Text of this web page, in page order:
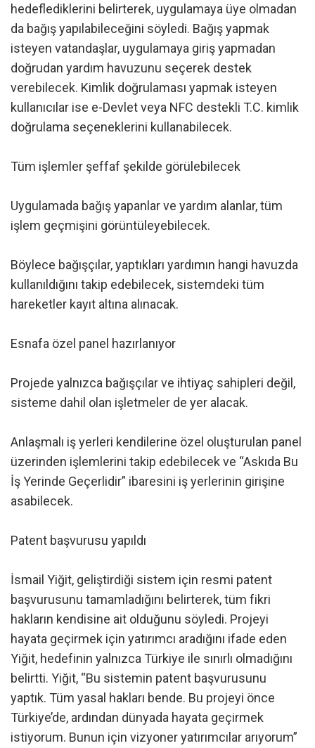
hedeflediklerini belirterek, uygulamaya üye olmadan
da bağış yapılabileceğini söyledi. Bağış yapmak
isteyen vatandaşlar, uygulamaya giriş yapmadan
doğrudan yardım havuzunu seçerek destek
verebilecek. Kimlik doğrulaması yapmak isteyen
kullanıcılar ise e-Devlet veya NFC destekli T.C. kimlik
doğrulama seçeneklerini kullanabilecek.
Tüm işlemler şeffaf şekilde görülebilecek
Uygulamada bağış yapanlar ve yardım alanlar, tüm
işlem geçmişini görüntüleyebilecek.
Böylece bağışçılar, yaptıkları yardımın hangi havuzda
kullanıldığını takip edebilecek, sistemdeki tüm
hareketler kayıt altına alınacak.
Esnafa özel panel hazırlanıyor
Projede yalnızca bağışçılar ve ihtiyaç sahipleri değil,
sisteme dahil olan işletmeler de yer alacak.
Anlaşmalı iş yerleri kendilerine özel oluşturulan panel
üzerinden işlemlerini takip edebilecek ve “Askıda Bu
İş Yerinde Geçerlidir” ibaresini iş yerlerinin girişine
asabilecek.
Patent başvurusu yapıldı
İsmail Yiğit, geliştirdiği sistem için resmi patent
başvurusunu tamamladığını belirterek, tüm fikri
hakların kendisine ait olduğunu söyledi. Projeyi
hayata geçirmek için yatırımcı aradığını ifade eden
Yiğit, hedefinin yalnızca Türkiye ile sınırlı olmadığını
belirtti. Yiğit, “Bu sistemin patent başvurusunu
yaptık. Tüm yasal hakları bende. Bu projeyi önce
Türkiye’de, ardından dünyada hayata geçirmek
istiyorum. Bunun için vizyoner yatırımcılar arıyorum”